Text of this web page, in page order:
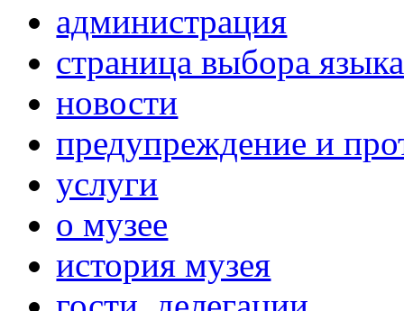
администрация
страница выбора языка
новости
предупреждение и
услуги
о музее
история музея